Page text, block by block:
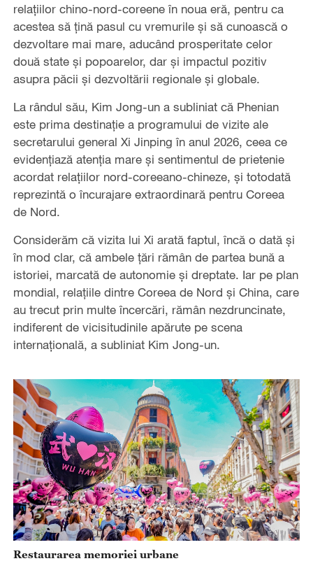
relațiilor chino-nord-coreene în noua eră, pentru ca
acestea să țină pasul cu vremurile și să cunoască o
dezvoltare mai mare, aducând prosperitate celor
două state și popoarelor, dar și impactul pozitiv
asupra păcii și dezvoltării regionale și globale.
La rândul său, Kim Jong-un a subliniat că Phenian
este prima destinație a programului de vizite ale
secretarului general Xi Jinping în anul 2026, ceea ce
evidențiază atenția mare și sentimentul de prietenie
acordat relațiilor nord-coreeano-chineze, și totodată
reprezintă o încurajare extraordinară pentru Coreea
de Nord.
Considerăm că vizita lui Xi arată faptul, încă o dată și
în mod clar, că ambele țări rămân de partea bună a
istoriei, marcată de autonomie și dreptate. Iar pe plan
mondial, relațiile dintre Coreea de Nord și China, care
au trecut prin multe încercări, rămân nezdruncinate,
indiferent de vicisitudinile apărute pe scena
internațională, a subliniat Kim Jong-un.
Restaurarea memoriei urbane